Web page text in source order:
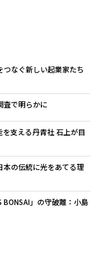
つなぐ新しい起業家たち
査で明らかに
支える丹青社 石上が目
の伝統に光をあてる理
」の守破離：小島